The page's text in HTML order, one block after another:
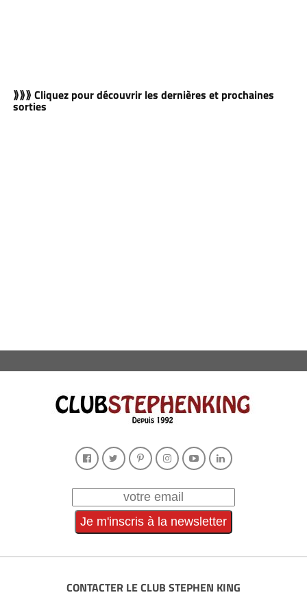
⟫⟫⟫ Cliquez pour découvrir les dernières et prochaines
sorties
CONTACTER LE CLUB STEPHEN KING